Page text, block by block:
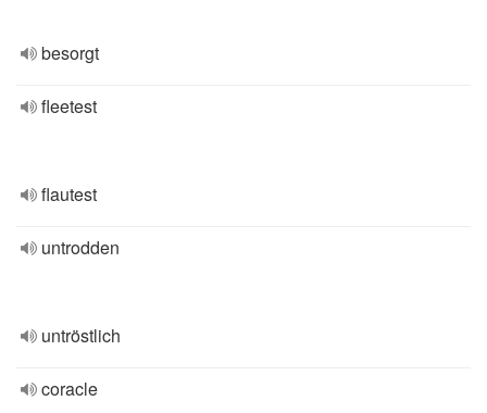
besorgt
fleetest
flautest
untrodden
untröstlich
coracle